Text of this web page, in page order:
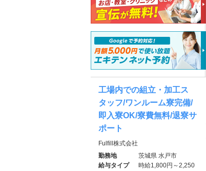
工場内での組立・加工ス
タッフ/ワンルーム寮完備/
即入寮OK/寮費無料/退寮サ
ポート
Fulfill株式会社
勤務地
茨城県 水戸市
給与タイプ
時給1,800円～2,250